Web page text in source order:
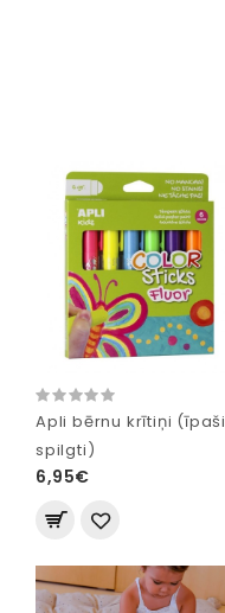
Apli bērnu krītiņi (īpaši
spilgti)
6,95€